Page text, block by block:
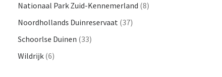
Nationaal Park Zuid-Kennemerland (8)
Noordhollands Duinreservaat (37)
Schoorlse Duinen (33)
Wildrijk (6)